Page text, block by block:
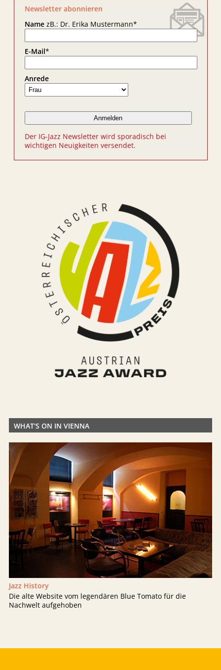
Newsletter abonnieren
NamezB.: Dr. Erika Mustermann*
E-Mail*
Anrede
Der IG-Jazz Newsletter wird sporadisch bei
wichtigen Neuigkeiten versendet.
WHAT'S ON IN VIENNA
Jazz History
Die alte Website vom legendären Blue Tomato für die
Nachwelt aufgehoben